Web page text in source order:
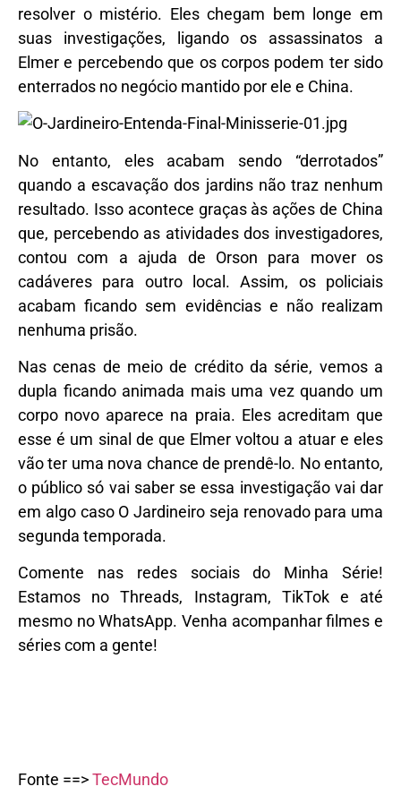
resolver o mistério. Eles chegam bem longe em
suas investigações, ligando os assassinatos a
Elmer e percebendo que os corpos podem ter sido
enterrados no negócio mantido por ele e China.
No entanto, eles acabam sendo “derrotados”
quando a escavação dos jardins não traz nenhum
resultado. Isso acontece graças às ações de China
que, percebendo as atividades dos investigadores,
contou com a ajuda de Orson para mover os
cadáveres para outro local. Assim, os policiais
acabam ficando sem evidências e não realizam
nenhuma prisão.
Nas cenas de meio de crédito da série, vemos a
dupla ficando animada mais uma vez quando um
corpo novo aparece na praia. Eles acreditam que
esse é um sinal de que Elmer voltou a atuar e eles
vão ter uma nova chance de prendê-lo. No entanto,
o público só vai saber se essa investigação vai dar
em algo caso O Jardineiro seja renovado para uma
segunda temporada.
Comente nas redes sociais do Minha Série!
Estamos noThreads, Instagram, TikToke até
mesmo noWhatsApp. Venha acompanhar filmes e
séries com a gente!
Fonte ==>TecMundo